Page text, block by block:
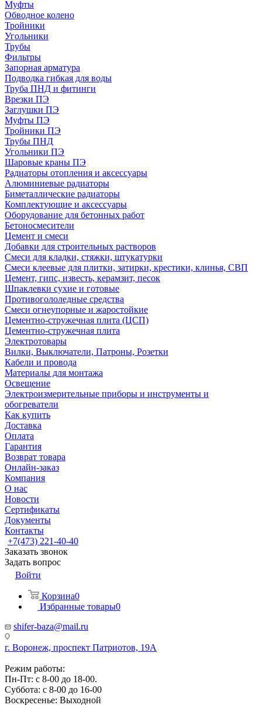
Муфты
Обводное колено
Тройники
Угольники
Трубы
Фильтры
Запорная арматура
Подводка гибкая для воды
Труба ПНД и фитинги
Врезки ПЭ
Заглушки ПЭ
Муфты ПЭ
Тройники ПЭ
Трубы ПНД
Угольники ПЭ
Шаровые краны ПЭ
Радиаторы отопления и аксессуары
Алюминиевые радиаторы
Биметаллические радиаторы
Комплектующие и аксессуары
Оборудование для бетонных работ
Бетоносмесители
Цемент и смеси
Добавки для строительных растворов
Смеси для кладки, стяжки, штукатурки
Смеси клеевые для плитки, затирки, крестики, клинья, СВП
Цемент, гипс, известь, керамзит, песок
Шпаклевки сухие и готовые
Противогололедные средства
Смеси огнеупорные и жаростойкие
Цементно-стружечная плита (ЦСП)
Цементно-стружечная плита
Электротовары
Вилки, Выключатели, Патроны, Розетки
Кабели и провода
Материалы для монтажа
Освещение
Электроизмерительные приборы и инструменты и
обогреватели
Как купить
Доставка
Оплата
Гарантия
Возврат товара
Онлайн-заказ
Компания
О нас
Новости
Сертификаты
Документы
Контакты
+7(473) 221-40-40
Заказать звонок
Задать вопрос
Войти
Корзина0
Избранные товары0
shifer-baza@mail.ru
г. Воронеж, проспект Патриотов, 19А
Режим работы:
Пн-Пт: с 8-00 до 18-00.
Суббота: с 8-00 до 16-00
Воскресенье: Выходной